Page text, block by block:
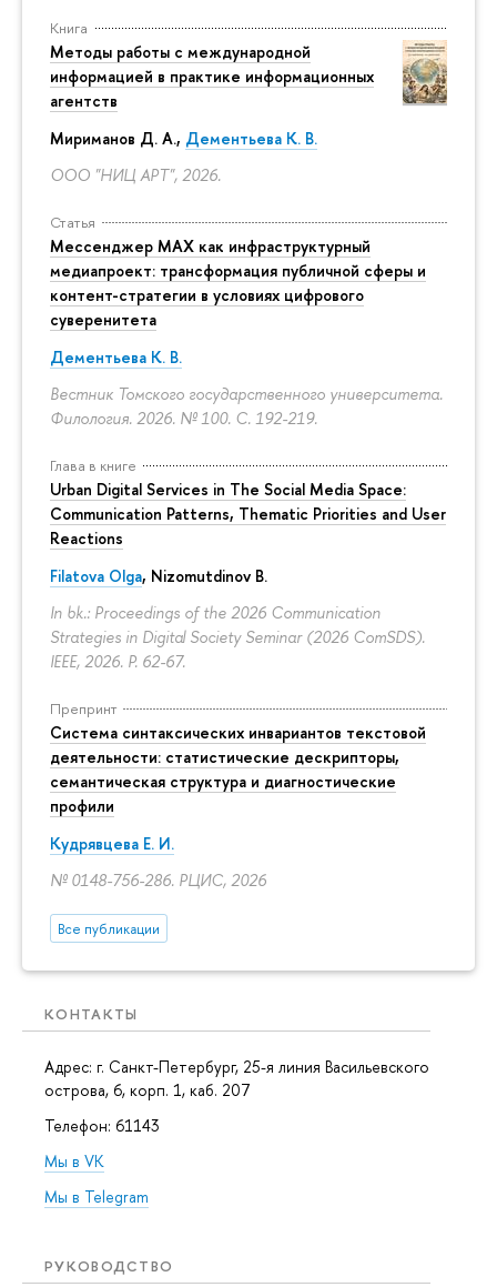
Книга
Методы работы с международной
информацией в практике информационных
агентств
Мириманов Д. А., Дементьева К. В.
ООО "НИЦ АРТ", 2026.
Статья
Мессенджер MAX как инфраструктурный
медиапроект: трансформация публичной сферы и
контент-стратегии в условиях цифрового
суверенитета
Дементьева К. В.
Вестник Томского государственного университета.
Филология. 2026. № 100. С. 192-219.
Глава в книге
Urban Digital Services in The Social Media Space:
Communication Patterns, Thematic Priorities and User
Reactions
Filatova Olga, Nizomutdinov B.
In bk.: Proceedings of the 2026 Communication
Strategies in Digital Society Seminar (2026 ComSDS).
IEEE, 2026. P. 62-67.
Препринт
Система синтаксических инвариантов текстовой
деятельности: статистические дескрипторы,
семантическая структура и диагностические
профили
Кудрявцева Е. И.
№ 0148-756-286. РЦИС, 2026
Все публикации
КОНТАКТЫ
Адрес: г. Санкт-Петербург, 25-я линия Васильевского
острова, 6, корп. 1, каб. 207
Телефон: 61143
Мы в VK
Мы в Telegram
РУКОВОДСТВО